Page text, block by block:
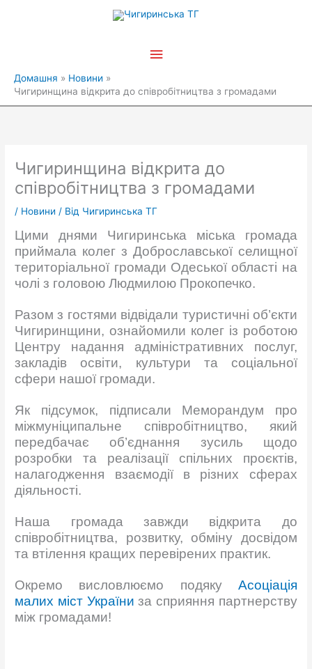
Головне
Домашня
Новини
Чигиринщина відкрита до співробітництва з громадами
Чигиринщина відкрита до
співробітництва з громадами
/ Новини / Від Чигиринська ТГ
Цими днями Чигиринська міська громада
приймала колег з Доброславської селищної
територіальної громади Одеської області на
чолі з головою Людмилою Прокопечко.
Разом з гостями відвідали туристичні об’єкти
Чигиринщини, ознайомили колег із роботою
Центру надання адміністративних послуг,
закладів освіти, культури та соціальної
сфери нашої громади.
Як підсумок, підписали Меморандум про
міжмуніципальне співробітництво, який
передбачає об’єднання зусиль щодо
розробки та реалізації спільних проєктів,
налагодження взаємодії в різних сферах
діяльності.
Наша громада завжди відкрита до
співробітництва, розвитку, обміну досвідом
та втілення кращих перевірених практик.
Окремо висловлюємо подяку Асоціація
малих міст України за сприяння партнерству
між громадами!